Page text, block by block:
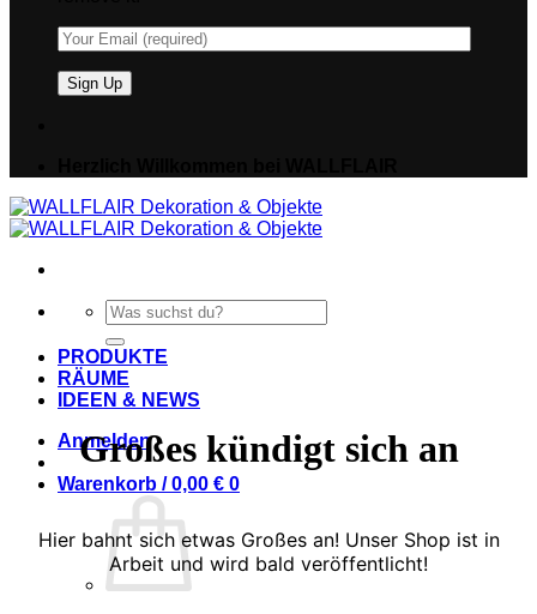
Suche
nach:
PRODUKTE
RÄUME
IDEEN & NEWS
Anmelden
Warenkorb /0,00 € 0
Großes kündigt sich an
Hier bahnt sich etwas Großes an! Unser Shop ist in
Arbeit und wird bald veröffentlicht!